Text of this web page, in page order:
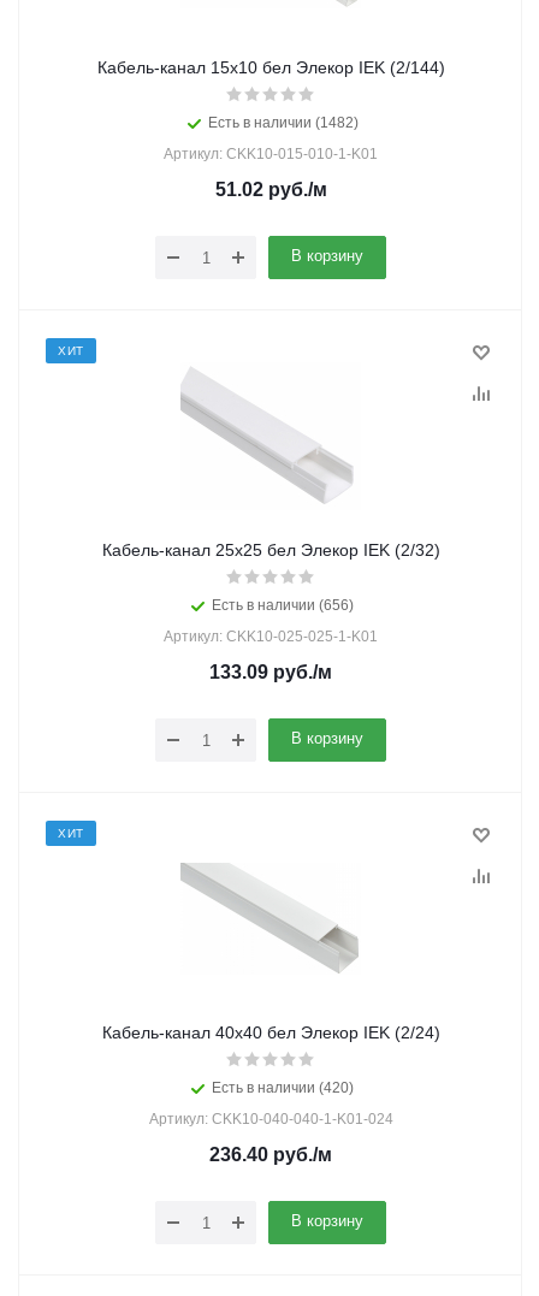
Кабель-канал 15х10 бел Элекор IEK (2/144)
Есть в наличии (1482)
Артикул: CKK10-015-010-1-K01
51.02руб./м
В корзину
ХИТ
Кабель-канал 25х25 бел Элекор IEK (2/32)
Есть в наличии (656)
Артикул: CKK10-025-025-1-K01
133.09 руб./м
В корзину
ХИТ
Кабель-канал 40х40 бел Элекор IEK (2/24)
Есть в наличии (420)
Артикул: CKK10-040-040-1-K01-024
236.40 руб./м
В корзину